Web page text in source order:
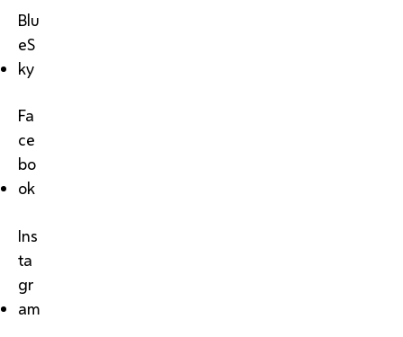
Blu
eS
ky
Fa
ce
bo
ok
Ins
ta
gr
am